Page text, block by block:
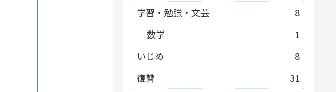
学習・勉強・文芸
8
数学
1
いじめ
8
復讐
31